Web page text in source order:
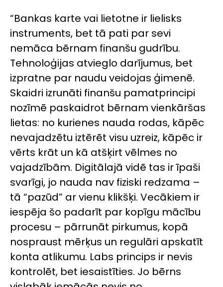
“Bankas karte vai lietotne ir lielisks
instruments, bet tā pati par sevi
nemāca bērnam finanšu gudrību.
Tehnoloģijas atvieglo darījumus, bet
izpratne par naudu veidojas ģimenē.
Skaidri izrunāti finanšu pamatprincipi
nozīmē paskaidrot bērnam vienkāršas
lietas: no kurienes nauda rodas, kāpēc
nevajadzētu iztērēt visu uzreiz, kāpēc ir
vērts krāt un kā atšķirt vēlmes no
vajadzībām. Digitālajā vidē tas ir īpaši
svarīgi, jo nauda nav fiziski redzama –
tā “pazūd” ar vienu klikšķi. Vecākiem ir
iespēja šo padarīt par kopīgu mācību
procesu – pārrunāt pirkumus, kopā
nospraust mērķus un regulāri apskatīt
konta atlikumu. Labs princips ir nevis
kontrolēt, bet iesaistīties. Jo bērns